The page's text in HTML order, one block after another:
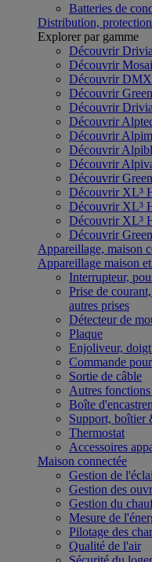
Batteries de
Distribution,
Explorer par gamme
Découvrir Drivia
Découvrir
Découvrir
Découvrir
Découvrir
Découvrir
Découvrir
Découvrir
Découvrir
Découvrir
Découvrir XL³
Découvrir XL³
Découvrir XL³
Découvrir
Appareillage, maison
Appareillage maison
Interrupteur,
Prise de
autres prises
Détecteur de
Plaque
Enjoliveur,
Commande
Sortie de câble
Autres
Boîte
Support, boîtier
Thermostat
Accessoires
Maison connectée
Gestion de
Gestion des
Gestion du
Mesure de
Pilotage des
Qualité de l'air